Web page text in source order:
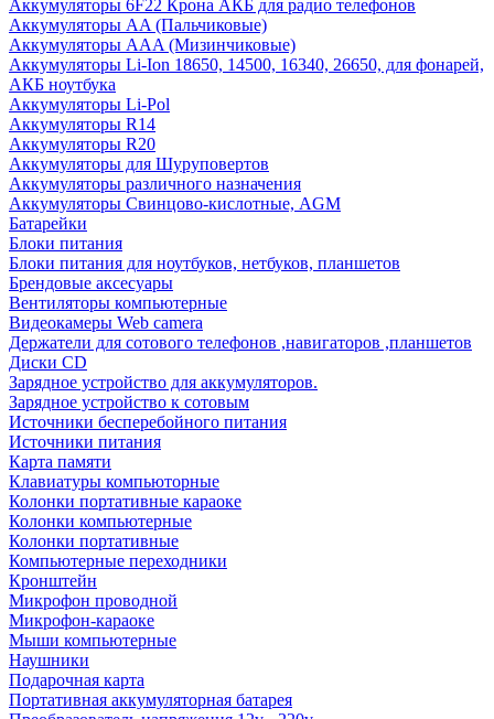
Аккумуляторы 6F22 Крона АКБ для радио телефонов
Аккумуляторы AA (Пальчиковые)
Аккумуляторы AAA (Мизинчиковые)
Аккумуляторы Li-Ion 18650, 14500, 16340, 26650, для фонарей,
АКБ ноутбука
Аккумуляторы Li-Pol
Аккумуляторы R14
Аккумуляторы R20
Аккумуляторы для Шуруповертов
Аккумуляторы различного назначения
Аккумуляторы Свинцово-кислотные, AGM
Батарейки
Блоки питания
Блоки питания для ноутбуков, нетбуков, планшетов
Брендовые аксесуары
Вентиляторы компьютерные
Видеокамеры Web camera
Держатели для сотового телефонов ,навигаторов ,планшетов
Диски CD
Зарядное устройство для аккумуляторов.
Зарядное устройство к сотовым
Источники бесперебойного питания
Источники питания
Карта памяти
Клавиатуры компьюторные
Колонки портативные караоке
Колонки компьютерные
Колонки портативные
Компьютерные переходники
Кронштейн
Микрофон проводной
Микрофон-караоке
Мыши компьютерные
Наушники
Подарочная карта
Портативная аккумуляторная батарея